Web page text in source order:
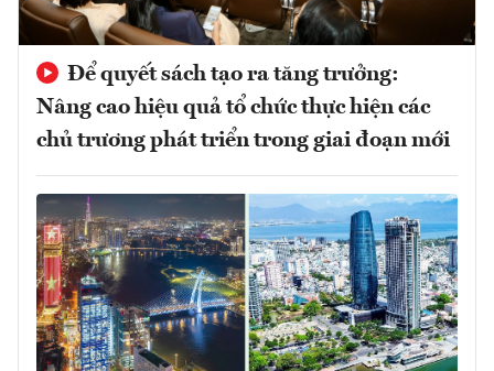
Để quyết sách tạo ra tăng trưởng:
Nâng cao hiệu quả tổ chức thực hiện các
chủ trương phát triển trong giai đoạn mới